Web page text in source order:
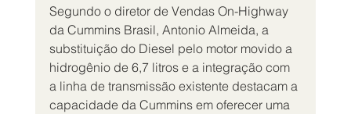
Segundo o diretor de Vendas On-Highway
da Cummins Brasil, Antonio Almeida, a
substituição do Diesel pelo motor movido a
hidrogênio de 6,7 litros e a integração com
a linha de transmissão existente destacam a
capacidade da Cummins em oferecer uma